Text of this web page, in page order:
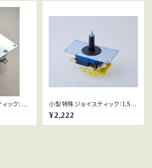
ック：SE
小型特殊ジョイスティック：LS-
55
¥2,222